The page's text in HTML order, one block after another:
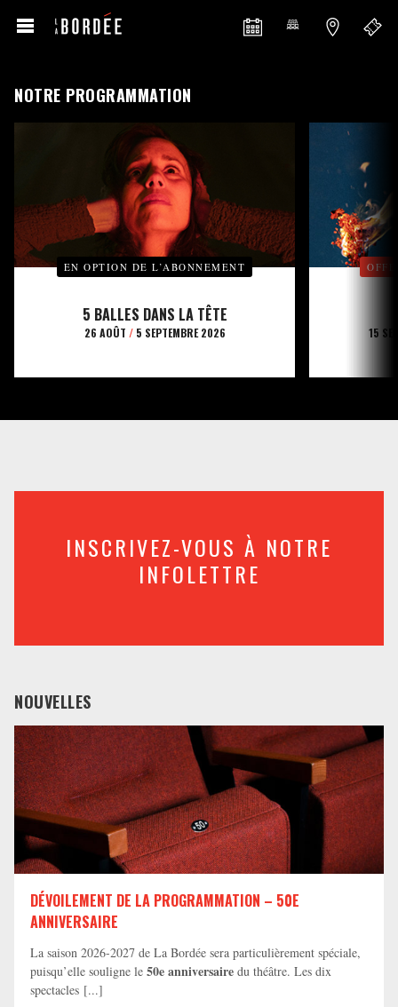
NOTRE PROGRAMMATION
EN OPTION DE L’ABONNEMENT
5 BALLES DANS LA TÊTE
26 AOÛT /5 SEPTEMBRE 2026 15
INSCRIVEZ-VOUS À NOTRE
INFOLETTRE
NOUVELLES
DÉVOILEMENT DE LA PROGRAMMATION – 50E
ANNIVERSAIRE
La saison 2026-2027 de La Bordée sera particulièrement spéciale,
puisqu’elle souligne le 50e anniversaire du théâtre. Les dix
spectacles [...]